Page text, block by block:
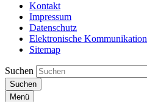
Kontakt
Impressum
Datenschutz
Elektronische Kommunikation
Sitemap
Suchen
Suchen
Menü